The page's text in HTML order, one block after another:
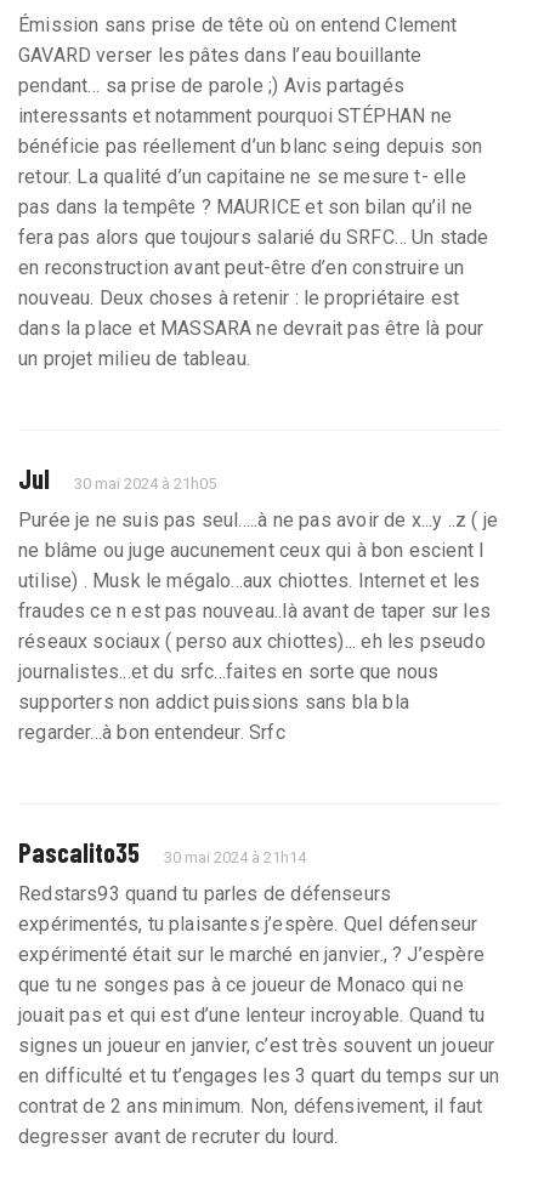
Émission sans prise de tête où on entend Clement
GAVARD verser les pâtes dans l’eau bouillante
pendant… sa prise de parole ;) Avis partagés
interessants et notamment pourquoi STÉPHAN ne
bénéficie pas réellement d’un blanc seing depuis son
retour. La qualité d’un capitaine ne se mesure t- elle
pas dans la tempête ? MAURICE et son bilan qu’il ne
fera pas alors que toujours salarié du SRFC… Un stade
en reconstruction avant peut-être d’en construire un
nouveau. Deux choses à retenir : le propriétaire est
dans la place et MASSARA ne devrait pas être là pour
un projet milieu de tableau.
Jul 30 mai 2024 à 21h05
Purée je ne suis pas seul.....à ne pas avoir de x...y ..z ( je
ne blâme ou juge aucunement ceux qui à bon escient l
utilise) . Musk le mégalo...aux chiottes. Internet et les
fraudes ce n est pas nouveau..là avant de taper sur les
réseaux sociaux ( perso aux chiottes)... eh les pseudo
journalistes...et du srfc...faites en sorte que nous
supporters non addict puissions sans bla bla
regarder...à bon entendeur. Srfc
Pascalito35 30 mai 2024 à 21h14
Redstars93 quand tu parles de défenseurs
expérimentés, tu plaisantes j’espère. Quel défenseur
expérimenté était sur le marché en janvier., ? J’espère
que tu ne songes pas à ce joueur de Monaco qui ne
jouait pas et qui est d’une lenteur incroyable. Quand tu
signes un joueur en janvier, c’est très souvent un joueur
en difficulté et tu t’engages les 3 quart du temps sur un
contrat de 2 ans minimum. Non, défensivement, il faut
degresser avant de recruter du lourd.